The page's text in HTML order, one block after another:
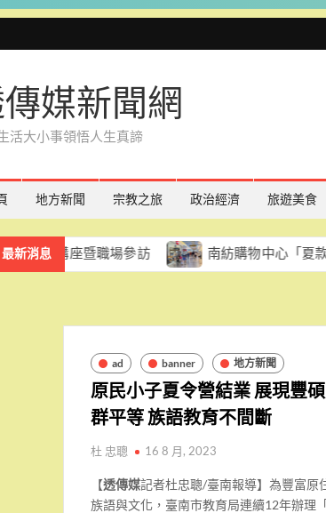
媒新聞網
活大小事領悟人生真諦
地方新聞 宗教之旅 政治經濟 旅遊美食
最新消息
暨職場參訪 南紡購物中心「夏款！約一夏
ad banner 地方新聞
原民小子夏令營結業 展現豐
群平等 族語教育不間斷
杜 忠聰 16 8 月, 2023
【透傳媒記者杜忠聰/臺南報導】為豐富原
族語與文化，臺南市教育局連續12年辦理